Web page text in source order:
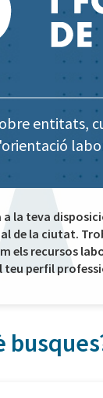
entitats,
a la teva
de la ciutat.
els recursos
teu perfil